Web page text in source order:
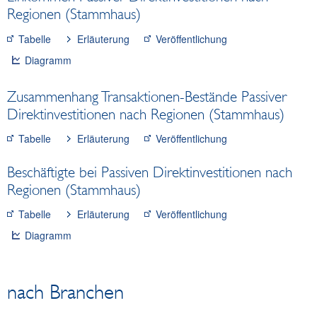
Klassifikationen
SDDS Plus
Research Desk
Sparzinsen Österreich
Regionen (Stammhaus)
Tabelle Erläuterung
Veröffentlichung
Diagramm
Zusammenhang Transaktionen-Bestände Passiver
Direktinvestitionen nach Regionen (Stammhaus)
Tabelle Erläuterung Veröffentlichung
Beschäftigte bei Passiven Direktinvestitionen nach
Regionen (Stammhaus)
Tabelle Erläuterung
Veröffentlichung
Diagramm
nach Branchen